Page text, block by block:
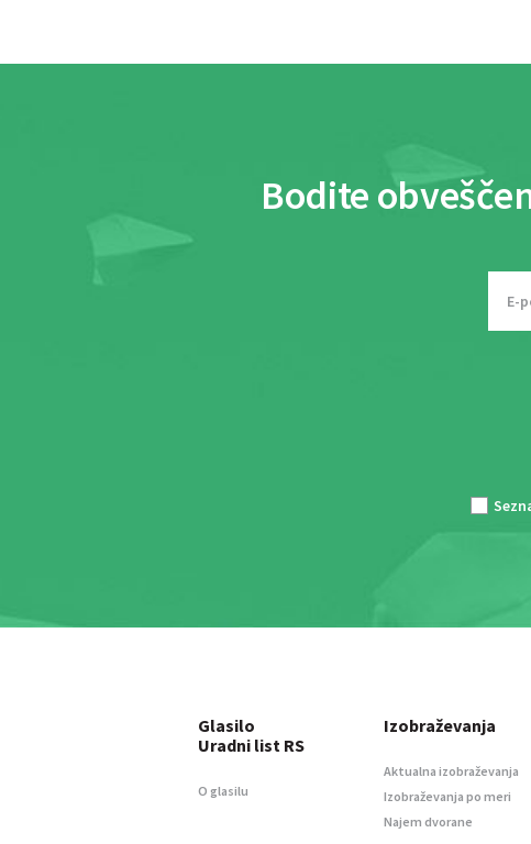
Bodite
Glasilo
Uradni list RS
O glasilu
Izobraževanja
Aktualna izobraževanja
Izobraževanja po meri
Najem dvorane